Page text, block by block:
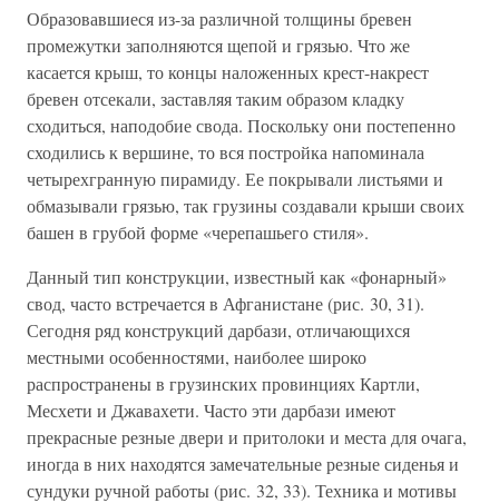
Образовавшиеся из-за различной толщины бревен
промежутки заполняются щепой и грязью. Что же
касается крыш, то концы наложенных крест-накрест
бревен отсекали, заставляя таким образом кладку
сходиться, наподобие свода. Поскольку они постепенно
сходились к вершине, то вся постройка напоминала
четырехгранную пирамиду. Ее покрывали листьями и
обмазывали грязью, так грузины создавали крыши своих
башен в грубой форме «черепашьего стиля».
Данный тип конструкции, известный как «фонарный»
свод, часто встречается в Афганистане (рис. 30, 31).
Сегодня ряд конструкций дарбази, отличающихся
местными особенностями, наиболее широко
распространены в грузинских провинциях Картли,
Месхети и Джавахети. Часто эти дарбази имеют
прекрасные резные двери и притолоки и места для очага,
иногда в них находятся замечательные резные сиденья и
сундуки ручной работы (рис. 32, 33). Техника и мотивы